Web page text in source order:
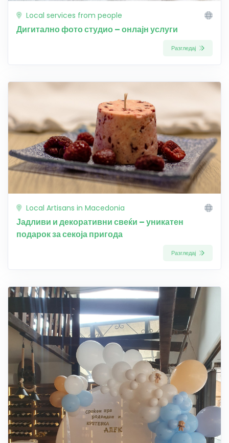
Local services from people
Дигитално фото студио – онлајн услуги
Разгледај
Local Artisans in Macedonia
Јадливи и декоративни свеќи – уникатен
подарок за секоја пригода
Разгледај